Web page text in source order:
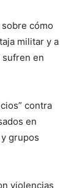
cómo
militar y a
sufren en
contra
en
grupos
violencias